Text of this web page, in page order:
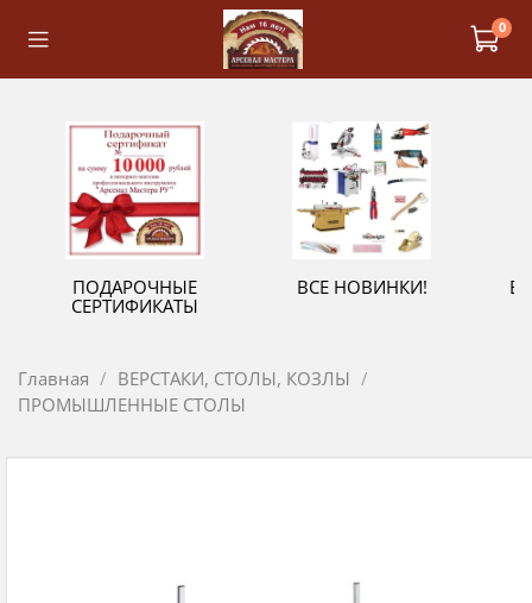
0
ПОДАРОЧНЫЕ
СЕРТИФИКАТЫ
ВСЕ НОВИНКИ!
Главная
ВЕРСТАКИ, СТОЛЫ, КОЗЛЫ
ПРОМЫШЛЕННЫЕ СТОЛЫ